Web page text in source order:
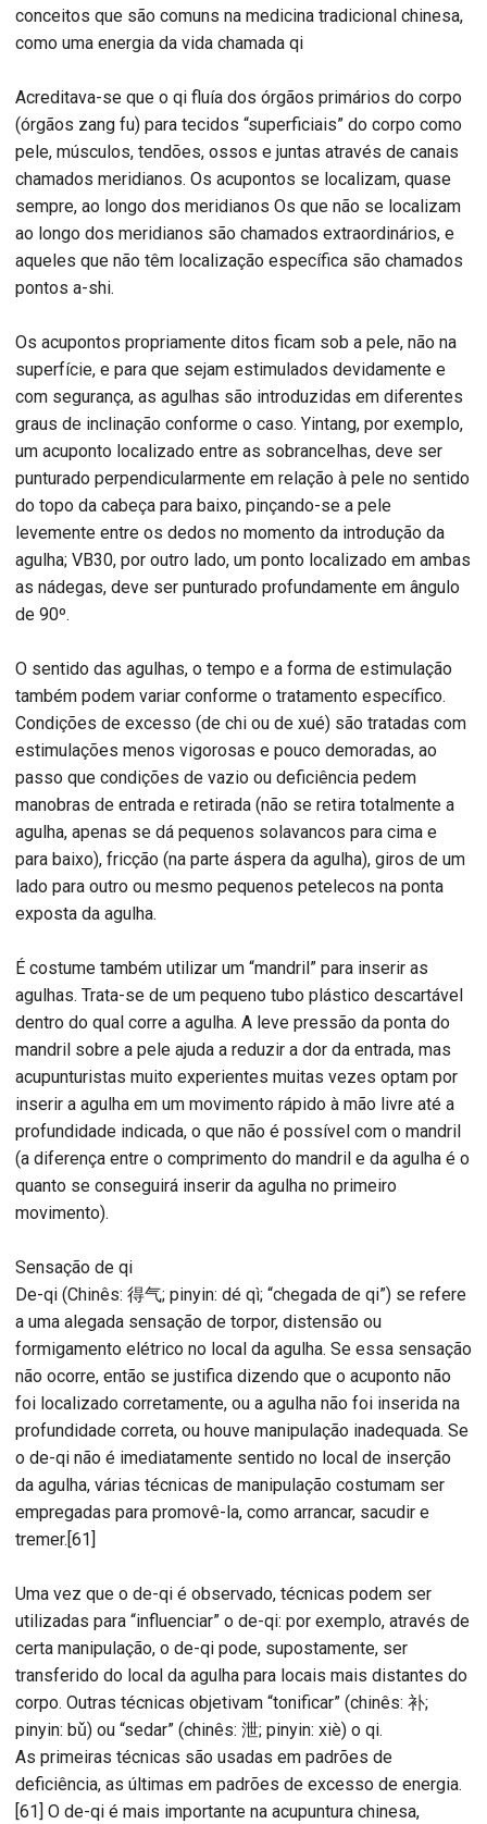
conceitos que são comuns na medicina tradicional chinesa,
como uma energia da vida chamada qi
Acreditava-se que o qi fluía dos órgãos primários do corpo
(órgãos zang fu) para tecidos “superficiais” do corpo como
pele, músculos, tendões, ossos e juntas através de canais
chamados meridianos. Os acupontos se localizam, quase
sempre, ao longo dos meridianos Os que não se localizam
ao longo dos meridianos são chamados extraordinários, e
aqueles que não têm localização específica são chamados
pontos a-shi.
Os acupontos propriamente ditos ficam sob a pele, não na
superfície, e para que sejam estimulados devidamente e
com segurança, as agulhas são introduzidas em diferentes
graus de inclinação conforme o caso. Yintang, por exemplo,
um acuponto localizado entre as sobrancelhas, deve ser
punturado perpendicularmente em relação à pele no sentido
do topo da cabeça para baixo, pinçando-se a pele
levemente entre os dedos no momento da introdução da
agulha; VB30, por outro lado, um ponto localizado em ambas
as nádegas, deve ser punturado profundamente em ângulo
de 90º.
O sentido das agulhas, o tempo e a forma de estimulação
também podem variar conforme o tratamento específico.
Condições de excesso (de chi ou de xué) são tratadas com
estimulações menos vigorosas e pouco demoradas, ao
passo que condições de vazio ou deficiência pedem
manobras de entrada e retirada (não se retira totalmente a
agulha, apenas se dá pequenos solavancos para cima e
para baixo), fricção (na parte áspera da agulha), giros de um
lado para outro ou mesmo pequenos petelecos na ponta
exposta da agulha.
É costume também utilizar um “mandril” para inserir as
agulhas. Trata-se de um pequeno tubo plástico descartável
dentro do qual corre a agulha. A leve pressão da ponta do
mandril sobre a pele ajuda a reduzir a dor da entrada, mas
acupunturistas muito experientes muitas vezes optam por
inserir a agulha em um movimento rápido à mão livre até a
profundidade indicada, o que não é possível com o mandril
(a diferença entre o comprimento do mandril e da agulha é o
quanto se conseguirá inserir da agulha no primeiro
movimento).
Sensação de qi
De-qi (Chinês: 得气; pinyin: dé qì; “chegada de qi”) se refere
a uma alegada sensação de torpor, distensão ou
formigamento elétrico no local da agulha. Se essa sensação
não ocorre, então se justifica dizendo que o acuponto não
foi localizado corretamente, ou a agulha não foi inserida na
profundidade correta, ou houve manipulação inadequada. Se
o de-qi não é imediatamente sentido no local de inserção
da agulha, várias técnicas de manipulação costumam ser
empregadas para promovê-la, como arrancar, sacudir e
tremer.[61]
Uma vez que o de-qi é observado, técnicas podem ser
utilizadas para “influenciar” o de-qi: por exemplo, através de
certa manipulação, o de-qi pode, supostamente, ser
transferido do local da agulha para locais mais distantes do
corpo. Outras técnicas objetivam “tonificar” (chinês: 补;
pinyin: bǔ) ou “sedar” (chinês: 泄; pinyin: xiè) o qi.
As primeiras técnicas são usadas em padrões de
deficiência, as últimas em padrões de excesso de energia.
[61] O de-qi é mais importante na acupuntura chinesa,